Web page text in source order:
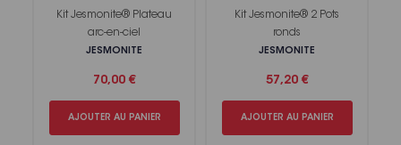
Kit Jesmonite® Plateau
arc-en-ciel
JESMONITE
70,00 €
AJOUTER AU PANIER
Kit Jesmonite® 2 Pots
ronds
JESMONITE
57,20 €
AJOUTER AU PANIER